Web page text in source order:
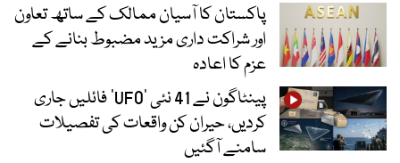
پاکستان کا آسیان ممالک کے ساتھ تعاون
اور شراکت داری مزید مضبوط بنانے کے
عزم کا اعادہ
پینٹاگون نے 41 نئی ’UFO‘ فائلیں جاری
کردیں، حیران کن واقعات کی تفصیلات
سامنے آگئیں